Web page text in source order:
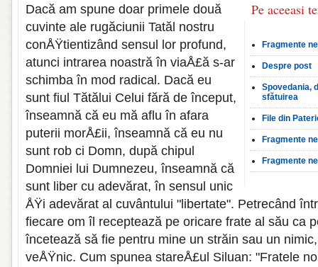
Pe aceeasi
Fragmente
Despre post
Spovedania,
sfătuirea
File din
Fragmente
Fragmente
Dacă am spune doar primele două
cuvinte ale rugăciunii Tatăl nostru
conÅŸtientizând sensul lor profund,
atunci intrarea noastră în viaÅ£ă s-ar
schimba în mod radical. Dacă eu
sunt fiul Tătălui Celui fără de început,
înseamnă că eu mă aflu în afara
puterii morÅ£ii, înseamnă că eu nu
sunt rob ci Domn, după chipul
Domniei lui Dumnezeu, înseamnă că
sunt liber cu adevărat, în sensul unic
ÅŸi adevărat al cuvântului "libertate". Petrecând
fiecare om îl receptează pe oricare frate al său ca
încetează să fie pentru mine un străin sau un
veÅŸnic. Cum spunea stareÅ£ul Siluan: "Fratele